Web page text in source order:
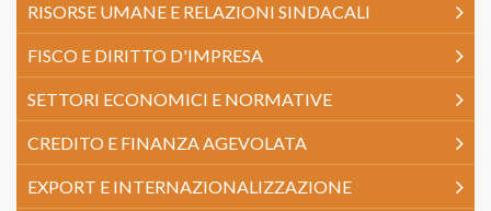
RISORSE UMANE E RELAZIONI SINDACALI
FISCO E DIRITTO D'IMPRESA
SETTORI ECONOMICI E NORMATIVE
CREDITO E FINANZA AGEVOLATA
EXPORT E INTERNAZIONALIZZAZIONE